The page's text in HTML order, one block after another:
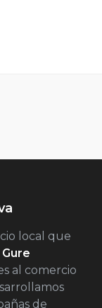
local que
Gure
al comercio
de